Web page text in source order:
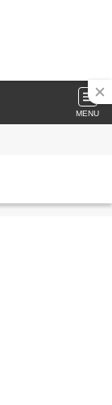
MENU